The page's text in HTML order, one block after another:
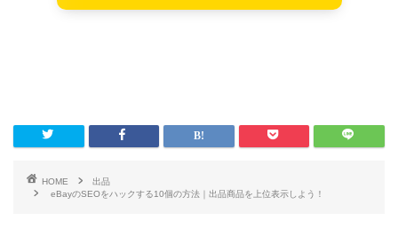
HOME
出品
eBayのSEOをハックする10個の方法｜出品商品を上位表示しよう！